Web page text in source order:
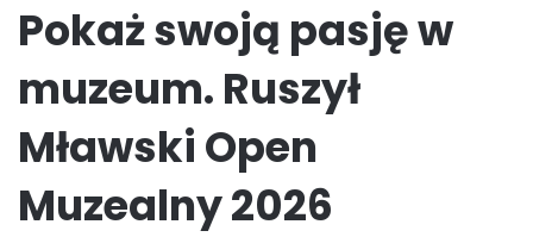
Pokaż swoją pasję w
muzeum. Ruszył
Mławski Open
Muzealny 2026